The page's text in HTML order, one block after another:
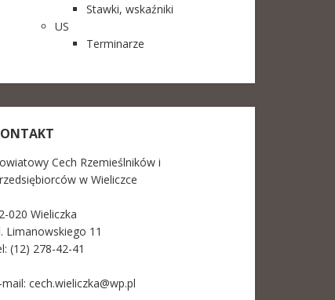
Stawki, wskaźniki
US
Terminarze
Cech Rzemieślników i
w Wieliczce
020 Wieliczka
Limanowskiego 11
(12) 278-42-41
cech.wieliczka@wp.pl